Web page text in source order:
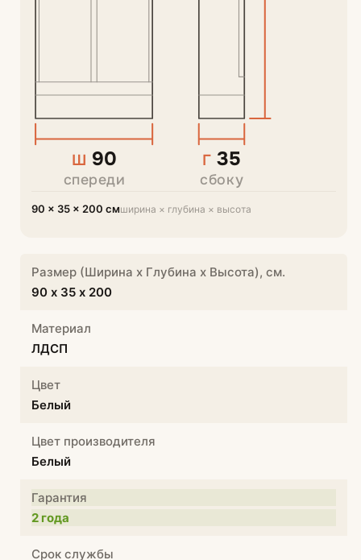
Ш 90 Г35
спереди сбоку
90 × 35 × 200 смширина × глубина × высота
Размер (Ширина х Глубина х Высота), см.
90 х 35 х 200
Материал
ЛДСП
Цвет
Белый
Цвет производителя
Белый
Гарантия
2 года
Срок службы